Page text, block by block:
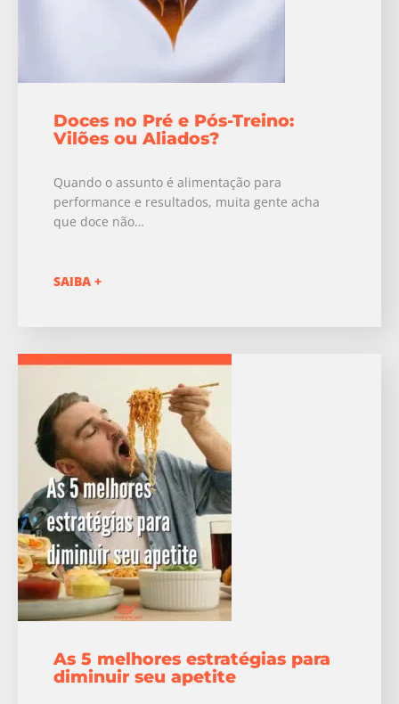
Doces no Pré e Pós-Treino:
Vilões ou Aliados?
Quando o assunto é alimentação para
performance e resultados, muita gente acha
que doce não…
SAIBA +
As 5 melhores estratégias para
diminuir seu apetite